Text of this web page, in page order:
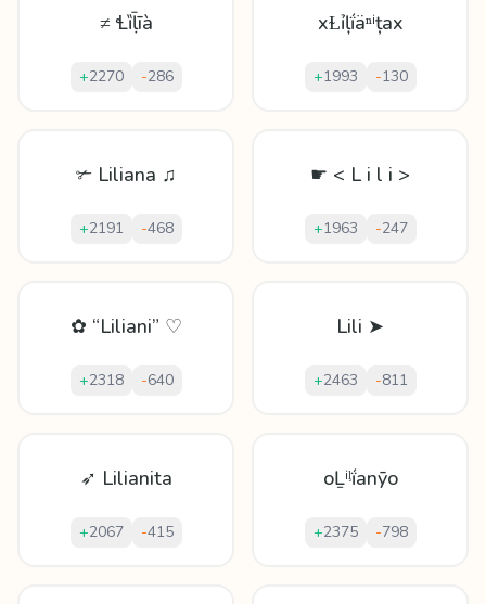
≠ Ɬȉḹīà
+2270 -286
xⱢỉļḯäⁿⁱțax
+1993 -130
✃ Liliana ♫
+2191 -468
☛ < L i l i >
+1963 -247
✿ “Liliani” ♡
+2318 -640
Lili ➤
+2463 -811
➶ Lilianita
+2067 -415
oḺⁱᶪḯаnȳo
+2375 -798